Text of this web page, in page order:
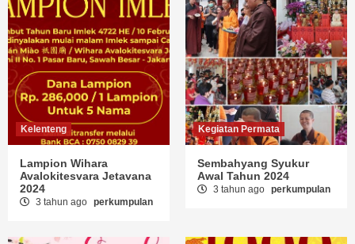
Kelenteng
Lampion Wihara
Avalokitesvara Jetavana
2024
3 tahun ago perkumpulan
Kegiatan Permata
Sembahyang Syukur
Awal Tahun 2024
3 tahun ago perkumpulan